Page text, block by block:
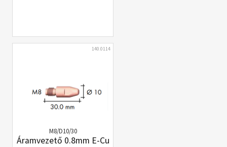
140.0114
M8/D10/30
Áramvezető 0.8mm E-Cu